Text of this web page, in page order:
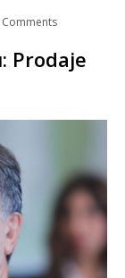
Comments
Prodaje